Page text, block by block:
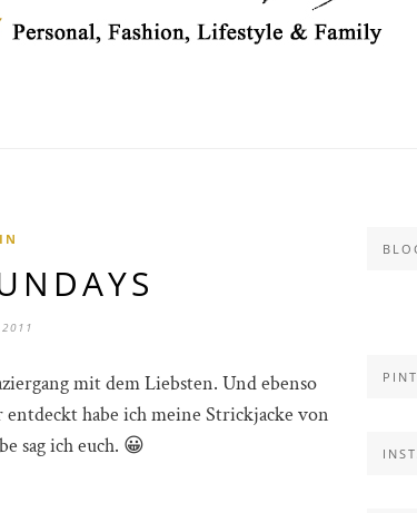
2011
mit dem Liebsten. Und ebenso
habe ich meine Strickjacke von
sag ich euch. 😀